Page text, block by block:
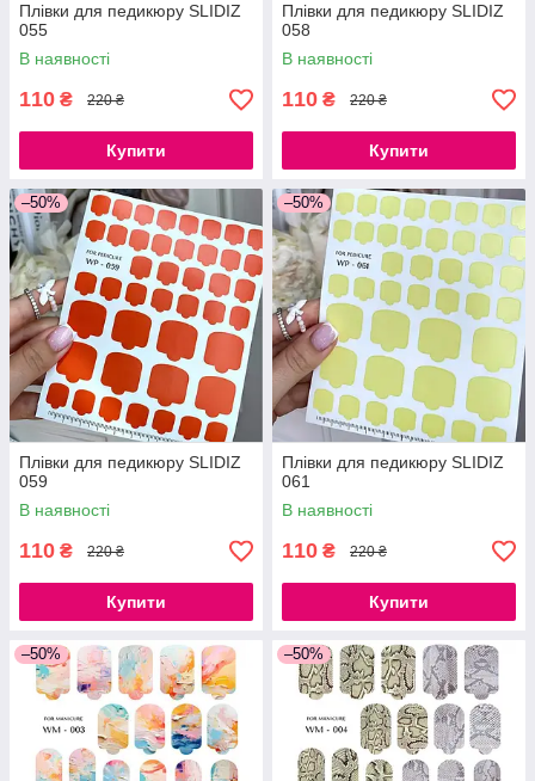
Плівки для педикюру SLIDIZ
055
В наявності
110 ₴ 220 ₴
Купити
Плівки для педикюру SLIDIZ
058
В наявності
110 ₴ 220 ₴
Купити
–50%
Плівки для педикюру SLIDIZ
059
В наявності
110 ₴ 220 ₴
Купити
–50%
Плівки для педикюру SLIDIZ
061
В наявності
110 ₴ 220 ₴
Купити
–50% –50%